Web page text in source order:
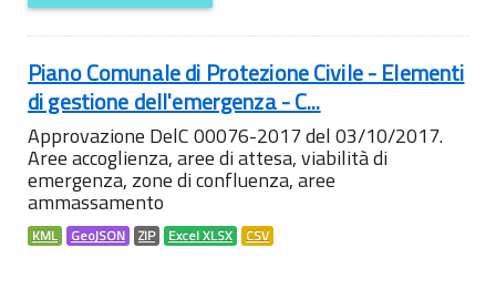
Piano Comunale di Protezione Civile - Elementi
di gestione dell'emergenza - C...
Approvazione DelC 00076-2017 del 03/10/2017.
Aree accoglienza, aree di attesa, viabilità di
emergenza, zone di confluenza, aree
ammassamento
KML GeoJSON ZIP Excel XLSX CSV